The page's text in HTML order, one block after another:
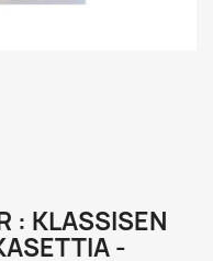
: KLASSISEN
-